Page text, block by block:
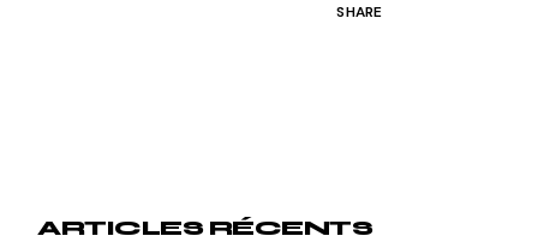
SHARE
ARTICLES RÉCENTS